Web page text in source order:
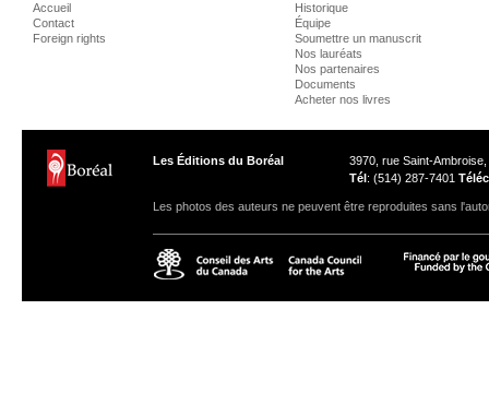
Accueil
Contact
Foreign rights
Historique
Équipe
Soumettre un manuscrit
Nos lauréats
Nos partenaires
Documents
Acheter nos livres
Les Éditions du Boréal
3970, rue Saint-
Tél: (514) 287-7401 Téléc
Les photos des auteurs ne peuvent être reproduites sans